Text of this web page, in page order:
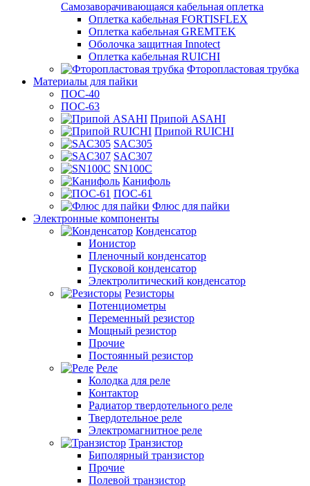
Самозаворачивающаяся кабельная оплетка
Оплетка кабельная FORTISFLEX
Оплетка кабельная GREMTEK
Оболочка защитная Innotect
Оплетка кабельная RUICHI
Фторопластовая трубка
Материалы для пайки
ПОС-40
ПОС-63
Припой ASAHI
Припой RUICHI
SAC305
SAC307
SN100C
Канифоль
ПОС-61
Флюс для пайки
Электронные компоненты
Конденсатор
Ионистор
Пленочный конденсатор
Пусковой конденсатор
Электролитический конденсатор
Резисторы
Потенциометры
Переменный резистор
Мощный резистор
Прочие
Постоянный резистор
Реле
Колодка для реле
Контактор
Радиатор твердотельного реле
Твердотельное реле
Электромагнитное реле
Транзистор
Биполярный транзистор
Прочие
Полевой транзистор